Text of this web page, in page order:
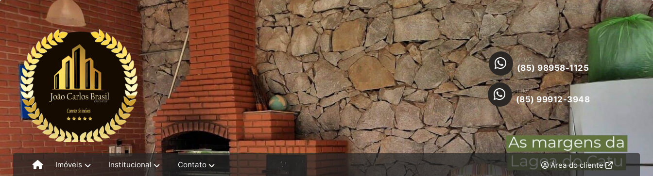
VIVO
(85) 98958-1125
TIM
(85) 99912-3948
Imóveis Institucional Contato Área do cliente